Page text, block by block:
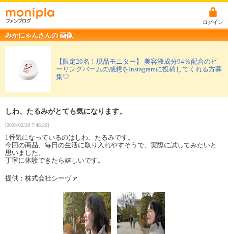
ログイン
みかにゃんさんの 画像
【限定20名！現品モニター】 美容液成分94％配合のピ
ーリングバームの感想をInstagramに投稿してくれる方募
集♡
しわ、たるみがとても気になります。
[2026/02/28 7:46:20]
1番気になっているのはしわ、たるみです。
今回の商品、毎日の生活に取り入れやすそうで、実際に試してみたいと
思いました。
丁寧に体験できたら嬉しいです。
提供：株式会社シーヴァ